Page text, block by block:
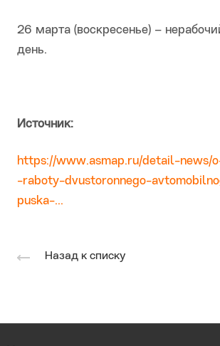
26 марта (воскресенье) –
день.
Источник:
https://www.asmap.ru/detail-news/
-raboty-dvustoronnego-
puska-...
Назад к списку